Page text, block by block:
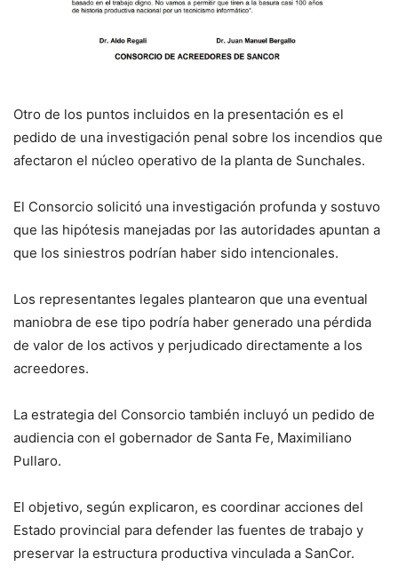
Otro de los puntos incluidos en la presentación es el
pedido de una investigación penal sobre los incendios que
afectaron el núcleo operativo de la planta de Sunchales.
El Consorcio solicitó una investigación profunda y sostuvo
que las hipótesis manejadas por las autoridades apuntan a
que los siniestros podrían haber sido intencionales.
Los representantes legales plantearon que una eventual
maniobra de ese tipo podría haber generado una pérdida
de valor de los activos y perjudicado directamente a los
acreedores.
La estrategia del Consorcio también incluyó un pedido de
audiencia con el gobernador de Santa Fe, Maximiliano
Pullaro.
El objetivo, según explicaron, es coordinar acciones del
Estado provincial para defender las fuentes de trabajo y
preservar la estructura productiva vinculada a SanCor.